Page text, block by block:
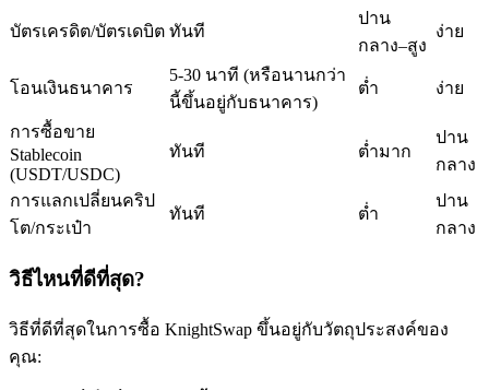
เป็นเทรดเดอร์คัดลอก
เพลิดเพลินกับการแบ่งปันผลกำไรและค่าคอมมิชชั่นการคัด
บัตรเครดิต/บัตรเดบิต ทันที
ปาน
กลาง–สูง
ง่าย
โอนเงินธนาคาร
5-30 นาที (หรือนานกว่า
นี้ขึ้นอยู่กับธนาคาร)
ต่ำ ง่าย
การซื้อขาย
Stablecoin
(USDT/USDC)
ทันที ต่ำมาก
ปาน
กลาง
การแลกเปลี่ยนคริป
โต/กระเป๋า
ทันที ต่ำ
ปาน
กลาง
วิธีไหนที่ดีที่สุด?
วิธีที่ดีที่สุดในการซื้อ KnightSwap ขึ้นอยู่กับวัตถุประสงค์ของ
คุณ: